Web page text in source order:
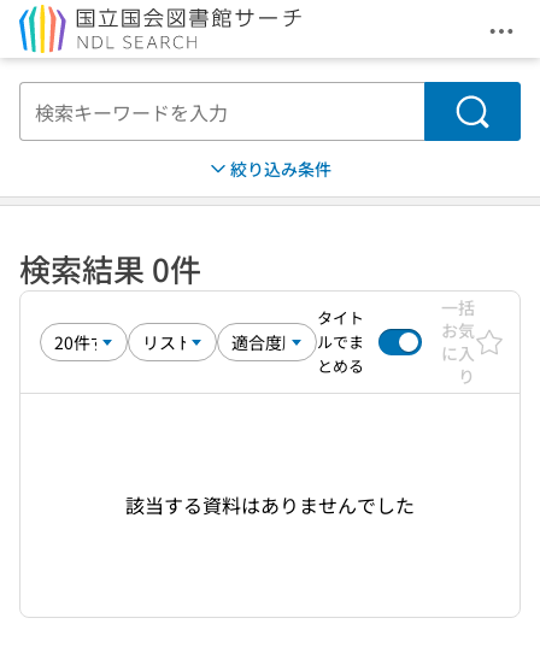
メ
検索
絞り込み条件
検索結果 0件
タイト
ルでま
とめる
一括
お気
に入
り
該当する資料はありませんでした